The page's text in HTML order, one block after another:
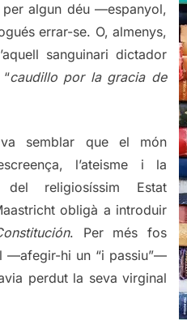
algun déu —espanyol,
errar-se. O, almenys,
sanguinari dictador
caudillo por la gracia de
va semblar que el món
l’ateisme i la
del religiosíssim Estat
obligà a introduir
. Per més fos
—afegir-hi un “i passiu”—
perdut la seva virginal